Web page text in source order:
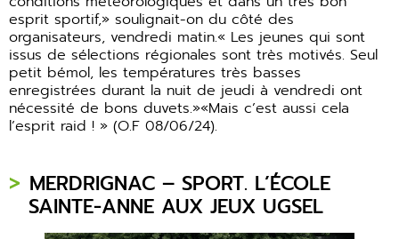
esprit sportif,» soulignait-on du côté des
organisateurs, vendredi matin.« Les jeunes qui sont
issus de sélections régionales sont très motivés. Seul
petit bémol, les températures très basses
enregistrées durant la nuit de jeudi à vendredi ont
nécessité de bons duvets.»«Mais c’est aussi cela
l’esprit raid ! » (O.F 08/06/24).
MERDRIGNAC – SPORT. L’ÉCOLE
SAINTE-ANNE AUX JEUX UGSEL